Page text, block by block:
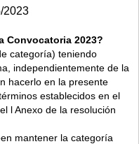
2023
Convocatoria 2023?
categoría) teniendo
independientemente de la
hacerlo en la presente
establecidos en el
l Anexo de la resolución
mantener la categoría